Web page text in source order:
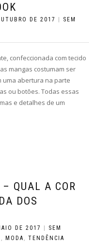
DE 2017 | SEM
confeccionada com tecido
mangas costumam ser
uma abertura na parte
ou botões. Todas essas
e detalhes de um
QUAL A COR
DOS
DE 2017 | SEM
MODA TENDÊNCIA